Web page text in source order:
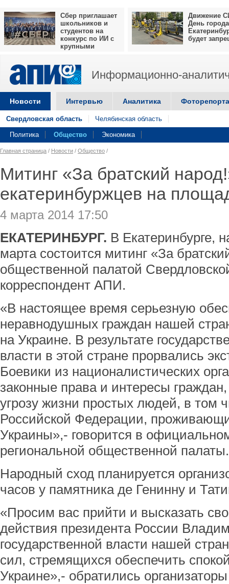
Сбер приглашает
школьников и
студентов на
конкурс по ИИ с
крупными
Движение
День города
будет
Информационно-
Новости Интервью Аналитика
Свердловская область Челябинская область
Политика Общество Экономика
Главная страница / Новости / Общество /
Митинг «За братский
екатеринбуржцев на
4 марта 2014 17:50
ЕКАТЕРИНБУРГ. В Екатеринбурге,
марта состоится митинг «За
общественной палатой
корреспондент АПИ.
«В настоящее время серьезную
неравнодушных граждан нашей
на Украине. В результате
власти в этой стране прорвались
Боевики из националистических
законные права и интересы
угрозу жизни простых людей, в том
Российской Федерации,
Украины»,- говорится в
региональной общественной палаты.
Народный сход планируется
часов у памятника де Генинну и
«Просим вас прийти и высказать
действия президента России
государственной власти нашей
сил, стремящихся обеспечить
Украине»,- обратились